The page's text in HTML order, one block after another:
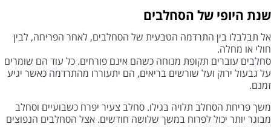
שנת היופי של הסחלבים
אל תבלבלו בין התרדמה הטבעית של הסחלבים, לאחר הפריחה, לבין
חולי או מחלה.
סחלבים עוברים תקופת מנוחה כשהם אינם פורחים. כל עוד הם שומרים
על גבעול ירוק ועל שורשים בריאים, הם יתעוררו מהתרדמה כאשר יגיע
זמנם.
משך פריחת הסחלב תלויה בגילו. סחלב צעיר יפרח כשבועיים וסחלב
מבוגר יותר יכול לפרוח במשך שלושה חודשים. אצל הסחלבים הנפוצים